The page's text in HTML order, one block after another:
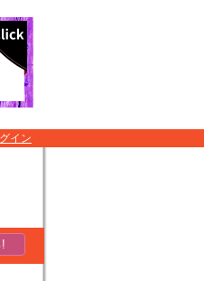
イン